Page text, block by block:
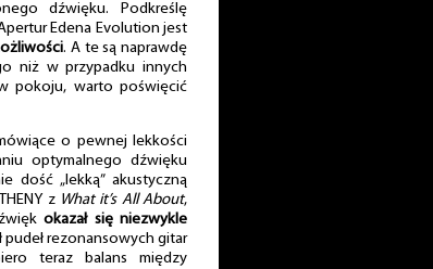
dźwięku. Podkreślę
Edena Evolution jest
. A te są naprawdę
niż w przypadku innych
pokoju, warto poświęcić
o pewnej lekkości
optymalnego dźwięku
dość „lekką” akustyczną
z What it’s All About,
okazał się niezwykle
pudeł rezonansowych gitar
teraz balans między